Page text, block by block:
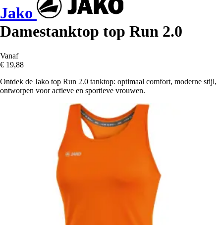
Jako
Damestanktop top Run 2.0
Vanaf
€ 19,88
Ontdek de Jako top Run 2.0 tanktop: optimaal comfort, moderne stijl,
ontworpen voor actieve en sportieve vrouwen.